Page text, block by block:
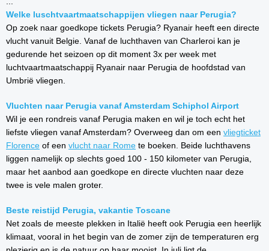
Welke luschtvaartmaatschappijen vliegen naar Perugia?
Op zoek naar goedkope tickets Perugia? Ryanair heeft een directe
vlucht vanuit Belgie. Vanaf de luchthaven van Charleroi kan je
gedurende het seizoen op dit moment 3x per week met
luchtvaartmaatschappij Ryanair naar Perugia de hoofdstad van
Umbrië vliegen.
Vluchten naar Perugia vanaf Amsterdam Schiphol Airport
Wil je een rondreis vanaf Perugia maken en wil je toch echt het
liefste vliegen vanaf Amsterdam? Overweeg dan om een vliegticket
Florence of een vlucht naar Rome te boeken. Beide luchthavens
liggen namelijk op slechts goed 100 - 150 kilometer van Perugia,
maar het aanbod aan goedkope en directe vluchten naar deze
twee is vele malen groter.
Beste reistijd Perugia, vakantie Toscane
Net zoals de meeste plekken in Italië heeft ook Perugia een heerlijk
klimaat, vooral in het begin van de zomer zijn de temperaturen erg